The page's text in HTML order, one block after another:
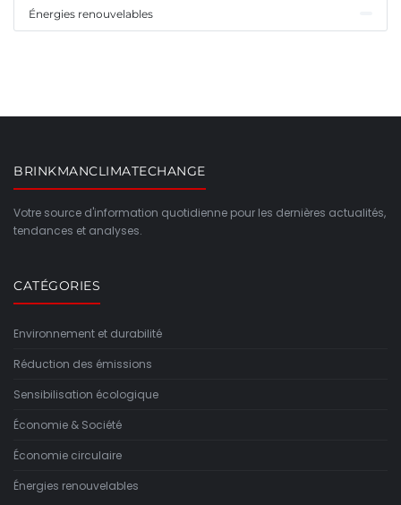
Énergies renouvelables
BRINKMANCLIMATECHANGE
Votre source d'information quotidienne pour les dernières actualités,
tendances et analyses.
CATÉGORIES
Environnement et durabilité
Réduction des émissions
Sensibilisation écologique
Économie & Société
Économie circulaire
Énergies renouvelables